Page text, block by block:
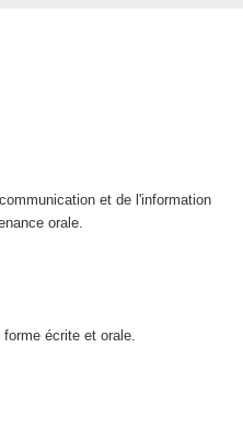
et de l'information
orale.
écrite et orale.